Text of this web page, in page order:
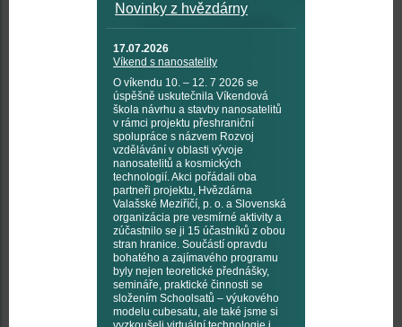
Novinky z hvězdárny
17.07.2026
Víkend s nanosatelity
O víkendu 10. – 12. 7 2026 se
úspěšně uskutečnila Víkendová
škola návrhu a stavby nanosatelitů
v rámci projektu přeshraniční
spolupráce s názvem Rozvoj
vzdělávání v oblasti vývoje
nanosatelitů a kosmických
technologií. Akci pořádali oba
partneři projektu, Hvězdárna
Valašské Meziříčí, p. o. a Slovenská
organizácia pre vesmírné aktivity a
zúčastnilo se ji 15 účastníků z obou
stran hranice. Součástí opravdu
bohatého a zajímavého programu
byly nejen teoretické přednášky,
semináře, praktické činnosti se
složením Schoolsatů – výukového
modelu cubesatu, ale také jsme si